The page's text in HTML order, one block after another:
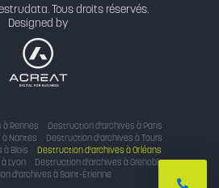
Tous droits réservés.
Designed by
Rennes
Destruction d'archives à Paris
Nantes
Destruction d'archives à Tours
Blois
Destruction d'archives à Orléans
Lyon
Destruction d'archives à Grenoble
d'archives à Saint-Étienne